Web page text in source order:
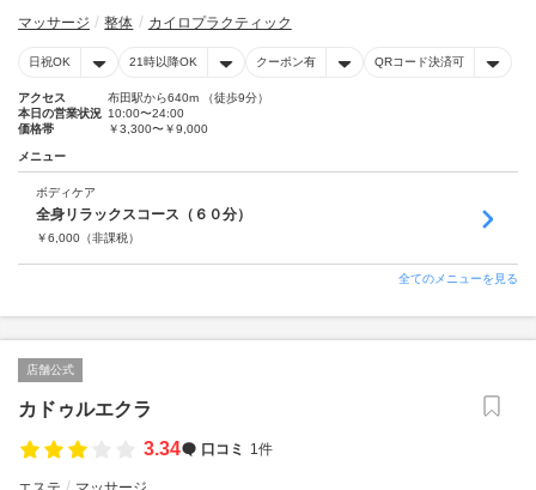
マッサージ 整体 カイロプラクティック
日祝OK 21時以降OK クーポン有 QRコード決済可
アクセス
布田駅から640m （徒歩9分）
本日の営業状況 10:00〜24:00
価格帯
￥3,300〜￥9,000
メニュー
ボディケア
全身リラックスコース（６０分）
￥6,000 （非課税）
全てのメニューを見る
店舗公式
カドゥルエクラ
3.34
口コミ 1件